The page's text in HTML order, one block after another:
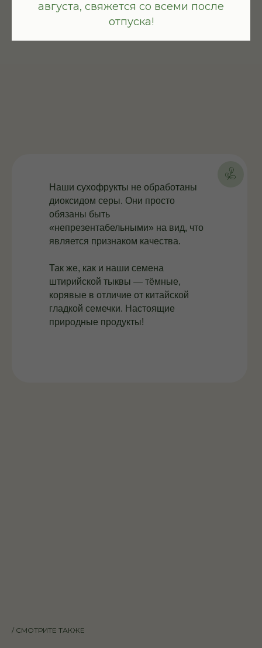
Наши сухофрукты не обработаны
диоксидом серы. Они просто
обязаны быть
«непрезентабельными» на вид, что
является признаком качества.
Так же, как и наши семена
штирийской тыквы — тёмные,
корявые в отличие от китайской
гладкой семечки. Настоящие
природные продукты!
/ СМОТРИТЕ ТАКЖЕ
августа, свяжется со всеми после
отпуска!